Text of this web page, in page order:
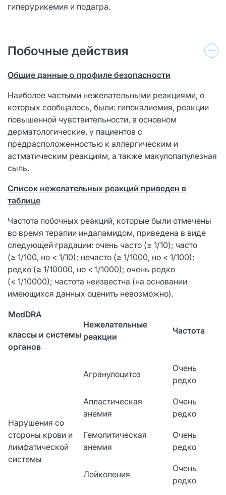
гиперурикемия и подагра.
Побочные действия
Общие данные о профиле безопасности
Наиболее частыми нежелательными реакциями, о
которых сообщалось, были: гипокалиемия, реакции
повышенной чувствительности, в основном
дерматологические, у пациентов с
предрасположенностью к аллергическим и
астматическим реакциям, а также макулопапулезная
сыпь.
Список нежелательных реакций приведен в
таблице
Частота побочных реакций, которые были отмечены
во время терапии индапамидом, приведена в виде
следующей градации: очень часто (≥ 1/10); часто
(≥ 1/100, но < 1/10); нечасто (≥ 1/1000, но < 1/100);
редко (≥ 1/10000, но < 1/1000); очень редко
(< 1/10000); частота неизвестна (на основании
имеющихся данных оценить невозможно).
MedDRA
классы и системы
органов
Нежелательные
реакции
Частота
Нарушения со
стороны крови и
лимфатической
системы
Агранулоцитоз
Очень
редко
Апластическая
анемия
Очень
редко
Гемолитическая
анемия
Очень
редко
Лейкопения
Очень
редко